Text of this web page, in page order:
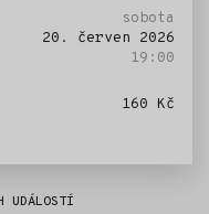
sobota
20. červen 2026
19:00
160 Kč
UDÁLOSTÍ